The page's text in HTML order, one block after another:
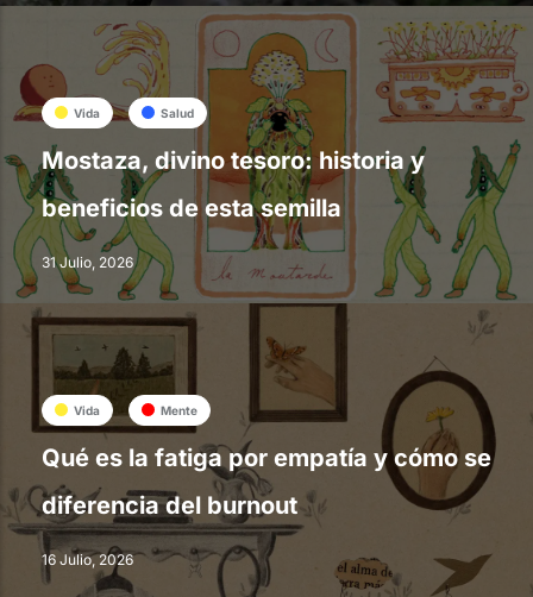
Vida Salud
Mostaza, divino tesoro: historia y
beneficios de esta semilla
31 Julio, 2026
Vida Mente
Qué es la fatiga por empatía y cómo se
diferencia del burnout
16 Julio, 2026